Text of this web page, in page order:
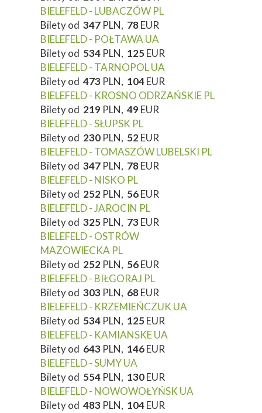
BIELEFELD - LUBACZÓW PL
Bilety od 347 PLN, 78EUR
BIELEFELD - POŁTAWA UA
Bilety od 534 PLN, 125EUR
BIELEFELD - TARNOPOL UA
Bilety od 473 PLN, 104EUR
BIELEFELD - KROSNO ODRZAŃSKIE PL
Bilety od 219 PLN, 49EUR
BIELEFELD - SŁUPSK PL
Bilety od 230 PLN, 52EUR
BIELEFELD - TOMASZÓW LUBELSKI PL
Bilety od 347 PLN, 78EUR
BIELEFELD - NISKO PL
Bilety od 252 PLN, 56EUR
BIELEFELD - JAROCIN PL
Bilety od 325 PLN, 73EUR
BIELEFELD - OSTRÓW
MAZOWIECKA PL
Bilety od 252 PLN, 56EUR
BIELEFELD - BIŁGORAJ PL
Bilety od 303 PLN, 68EUR
BIELEFELD - KRZEMIEŃCZUK UA
Bilety od 534 PLN, 125EUR
BIELEFELD - KAMIANSKE UA
Bilety od 643 PLN, 146EUR
BIELEFELD - SUMY UA
Bilety od 554 PLN, 130EUR
BIELEFELD - NOWOWOŁYŃSK UA
Bilety od 483 PLN, 104EUR